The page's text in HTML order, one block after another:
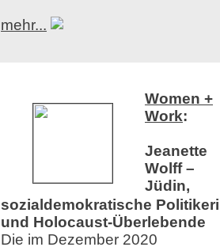
mehr...
Women +
Work:
Jeanette
Wolff –
Jüdin,
sozialdemokratische
und Holocaust-Überlebende
Die im Dezember 2020